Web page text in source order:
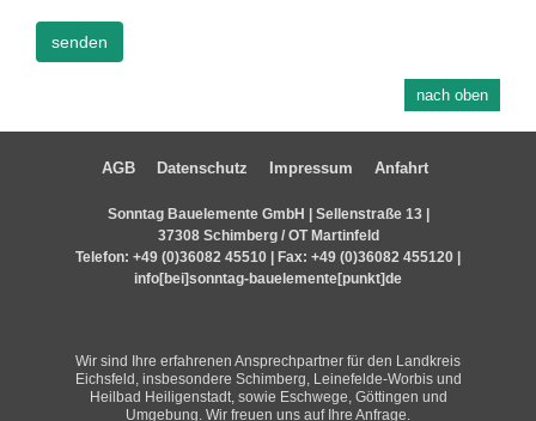
senden
nach oben
AGB Datenschutz Impressum Anfahrt
Sonntag Bauelemente GmbH | Sellenstraße 13 |
37308 Schimberg / OT Martinfeld
Telefon: +49 (0)36082 45510 | Fax: +49 (0)36082 455120 |
info[bei]sonntag-bauelemente[punkt]de
Wir sind Ihre erfahrenen Ansprechpartner für den Landkreis
Eichsfeld, insbesondere Schimberg, Leinefelde-Worbis und
Heilbad Heiligenstadt, sowie Eschwege, Göttingen und
Umgebung. Wir freuen uns auf Ihre Anfrage.